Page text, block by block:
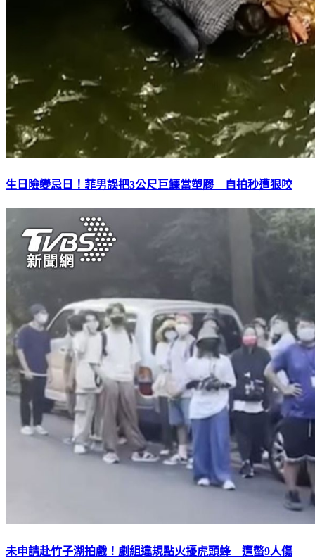
生日險變忌日！菲男誤把3公尺巨鱷當塑膠 自拍秒遭狠咬
未申請赴竹子湖拍戲！劇組違規點火擾虎頭蜂 遭螫9人傷